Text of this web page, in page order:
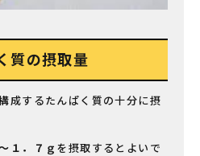
質の摂取量
成するたんぱく質の十分に摂
１．７ｇ を摂取するとよいで